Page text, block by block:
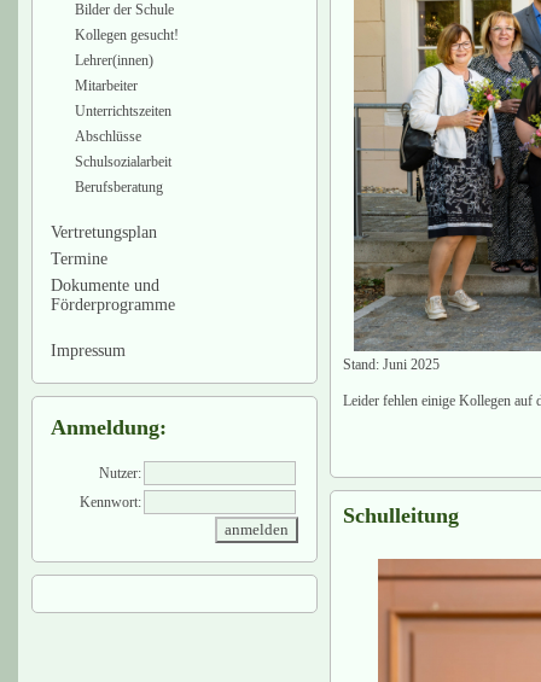
Bilder der Schule
Kollegen gesucht!
Lehrer(innen)
Mitarbeiter
Unterrichtszeiten
Abschlüsse
Schulsozialarbeit
Berufsberatung
Vertretungsplan
Termine
Dokumente und
Förderprogramme
Impressum
Anmeldung:
Nutzer:
Kennwort:
Stand: Juni 2025
Leider fehlen einige Kollegen auf
Schulleitung